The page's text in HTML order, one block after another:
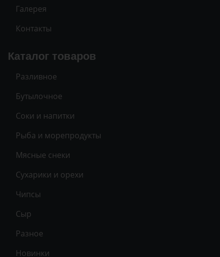
Галерея
Контакты
Каталог товаров
Разливное
Бутылочное
Соки и напитки
Рыба и морепродукты
Мясные снеки
Сухарики и орехи
Чипсы
Сыр
Разное
Новинки